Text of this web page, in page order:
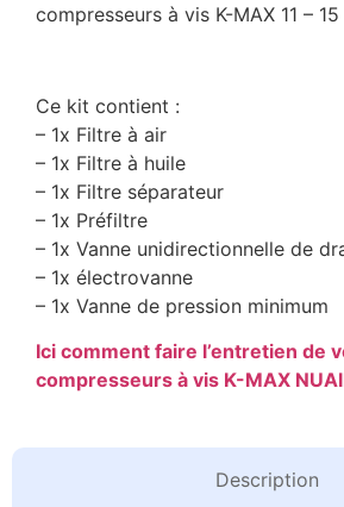
Description
compresseurs à vis K-MAX 11 – 15
Ce kit contient :
– 1x Filtre à air
– 1x Filtre à huile
– 1x Filtre séparateur
– 1x Préfiltre
– 1x Vanne unidirectionnelle de
– 1x électrovanne
– 1x Vanne de pression minimum
Ici comment faire l’entretien de
compresseurs à vis K-MAX